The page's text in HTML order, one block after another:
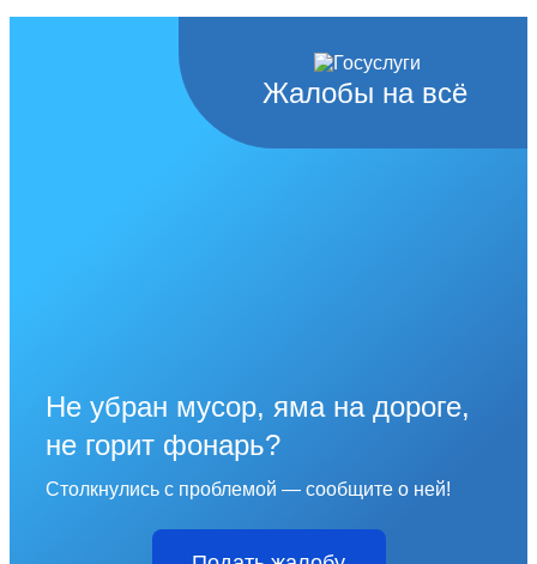
Жалобы на всё
Не убран мусор, яма на дороге,
не горит фонарь?
Столкнулись с проблемой — сообщите о ней!